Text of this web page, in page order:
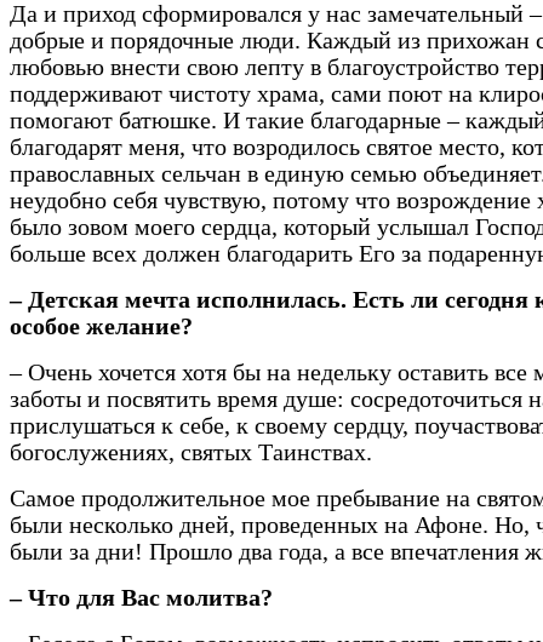
Да и приход сформировался у нас замечательный
добрые и порядочные люди. Каждый из прихожан
любовью внести свою лепту в благоустройство
поддерживают чистоту храма, сами поют на
помогают батюшке. И такие благодарные –
благодарят меня, что возродилось святое место,
православных сельчан в единую семью
неудобно себя чувствую, потому что возрождение
было зовом моего сердца, который услышал
больше всех должен благодарить Его за
– Детская мечта исполнилась. Есть ли сегодня
особое желание?
– Очень хочется хотя бы на недельку оставить все
заботы и посвятить время душе: сосредоточиться
прислушаться к себе, к своему сердцу,
богослужениях, святых Таинствах.
Самое продолжительное мое пребывание на
были несколько дней, проведенных на Афоне. Но,
были за дни! Прошло два года, а все впечатления
– Что для Вас молитва?